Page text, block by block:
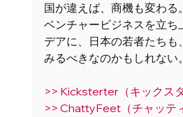
国が違えば、商機も変わる
ベンチャービジネスを立ち
デアに、日本の若者たちも
みるべきなのかもしれない
>> Kicksterter（キックスタ
>> ChattyFeet（チャッテ